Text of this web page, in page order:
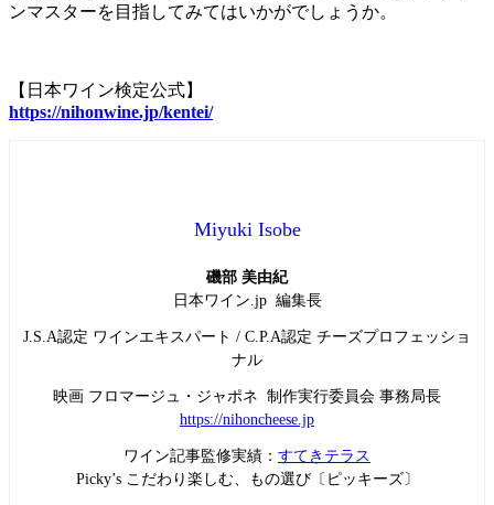
ンマスターを目指してみてはいかがでしょうか。
【日本ワイン検定公式】
https://nihonwine.jp/kentei/
Miyuki Isobe
磯部 美由紀
日本ワイン.jp 編集長
J.S.A認定 ワインエキスパート / C.P.A認定 チーズプロフェッショ
ナル
映画 フロマージュ・ジャポネ 制作実行委員会 事務局長
https://nihoncheese.jp
ワイン記事監修実績： すてきテラス
Picky’s こだわり楽しむ、もの選び〔ピッキーズ〕